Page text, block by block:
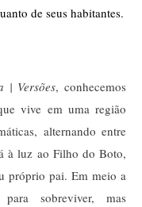
de seus habitantes.
| Versões, conhecemos
vive em uma região
alternando entre
à luz ao Filho do Boto,
próprio pai. Em meio a
sobreviver, mas